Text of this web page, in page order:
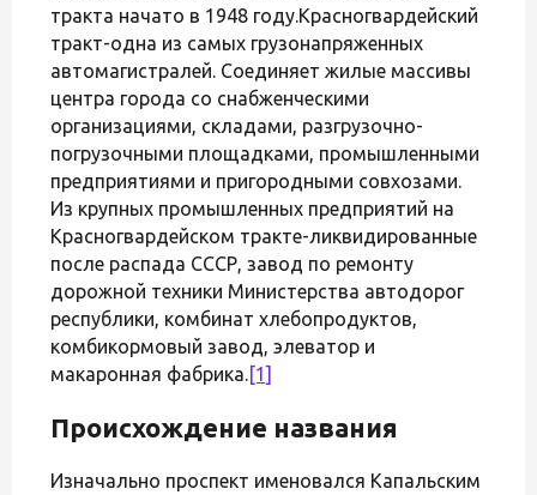
тракта начато в 1948 году.Красногвардейский
тракт-одна из самых грузонапряженных
автомагистралей. Соединяет жилые массивы
центра города со снабженческими
организациями, складами, разгрузочно-
погрузочными площадками, промышленными
предприятиями и пригородными совхозами.
Из крупных промышленных предприятий на
Красногвардейском тракте-ликвидированные
после распада СССР, завод по ремонту
дорожной техники Министерства автодорог
республики, комбинат хлебопродуктов,
комбикормовый завод, элеватор и
макаронная фабрика.[1]
Происхождение названия
Изначально проспект именовался Капальским